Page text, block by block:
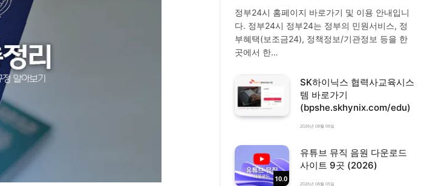
정부24시 홈페이지 바로가기 및 이용 안내입니
다. 정부24시 정부24는 정부의 민원서비스, 정
부혜택(보조금24), 정책정보/기관정보 등을 한
곳에서 한…
SK하이닉스 협력사교육시스
템 바로가기
(bpshe.skhynix.com/edu)
2026년 08월 06일
10.0
유튜브 뮤직 음원 다운로드
사이트 9곳 (2026)
2026년 08월 05일